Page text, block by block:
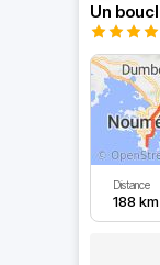
Distance
188 km